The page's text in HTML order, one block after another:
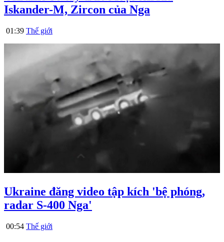
Iskander-M, Zircon của Nga
01:39 Thế giới
Ukraine đăng video tập kích 'bệ phóng,
radar S-400 Nga'
00:54 Thế giới